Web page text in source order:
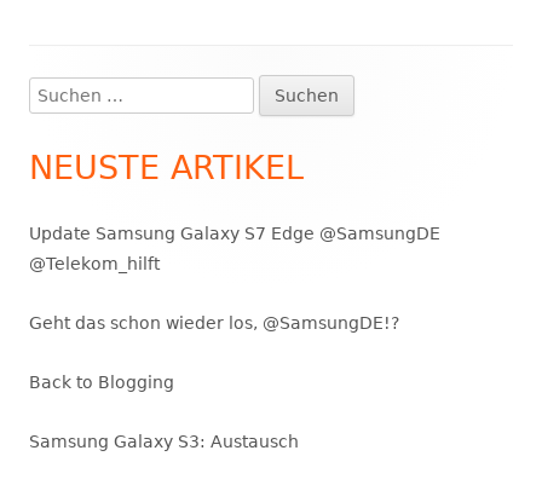
Haupt-
Seitenleiste
Suchen
nach:
NEUSTE ARTIKEL
Update Samsung Galaxy S7 Edge @SamsungDE
@Telekom_hilft
Geht das schon wieder los, @SamsungDE!?
Back to Blogging
Samsung Galaxy S3: Austausch